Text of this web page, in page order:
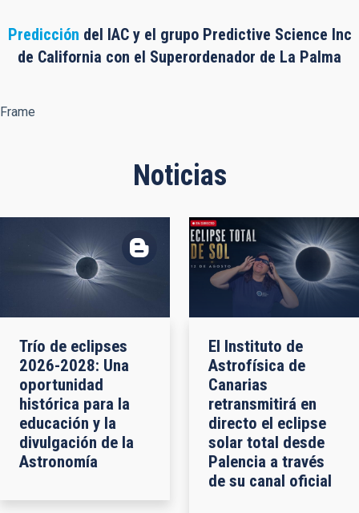
Predicción del IAC y el grupo Predictive Science Inc
de California con el Superordenador de La Palma
Frame
Noticias
Trío de eclipses
2026-2028: Una
oportunidad
histórica para la
educación y la
divulgación de la
Astronomía
El Instituto de
Astrofísica de
Canarias
retransmitirá en
directo el eclipse
solar total desde
Palencia a través
de su canal oficial